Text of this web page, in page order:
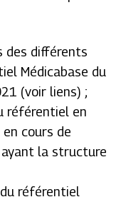
des différents
Médicabase du
(voir liens) ;
référentiel en
cours de
la structure
référentiel